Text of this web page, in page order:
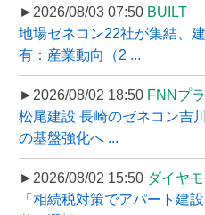
►2026/08/03 07:50 BUILT
地場ゼネコン22社が集結、
有：産業動向（2 ...
►2026/08/02 18:50 FNNプ
松尾建設 長崎のゼネコン吉
の基盤強化へ ...
►2026/08/02 15:50 ダイヤ
「相続税対策でアパート建